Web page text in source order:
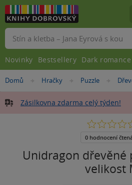
Nacházíte
zde:
Domů »Hračky »Puzzle »
Zásilkovna zdarma celý týden!
Unidragon dřevěné
velikost
0.0
5
0 hodnocení
Vyhledávání
Novinky Bestsellery Dark romance